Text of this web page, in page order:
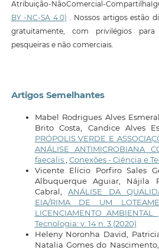
Atribuição-NãoComercial-
BY -NC-SA 4.0) . Nossos artigos estão
gratuitamente, com privilégios para
pesqueiras e não comerciais.
Artigos Semelhantes
Mabel Rodrigues Alves
Brito Costa, Candice Alves
PRÓPOLIS VERDE E
ANÁLISE ANTIMICROBIANA
faecalis Conexões - Ciência e
Vicente Elício Porfiro Sales
Albuquerque Aguiar, Nájila
Cabral,ANÁLISE DA
EIA/RIMA DE UM
LICENCIAMENTO AMBIENTAL
Tecnologia: v. 14 n. 3 (2020)
Heleny Noronha David,
Natalia Gomes do